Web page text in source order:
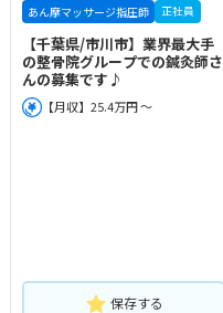
あん摩マッサージ指圧師 正社員
【千葉県/市川市】業界最大手
の整骨院グループでの鍼灸師さ
んの募集です♪
【月収】25.4万円 ～
保存する